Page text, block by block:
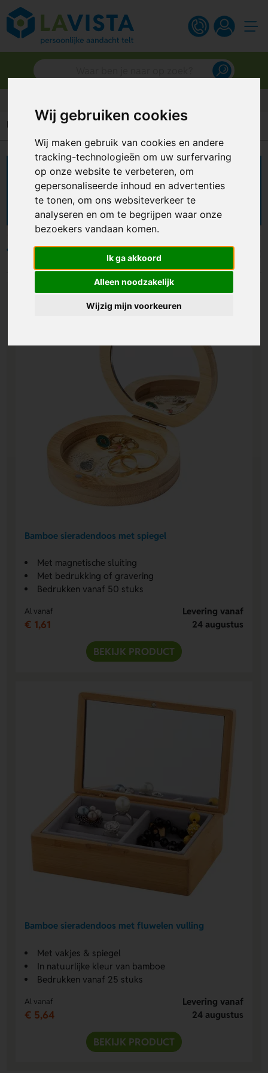
Wij gebruiken cookies
Wij maken gebruik van cookies en andere
tracking-technologieën om uw surfervaring
op onze website te verbeteren, om
gepersonaliseerde inhoud en advertenties
te tonen, om ons websiteverkeer te
analyseren en om te begrijpen waar onze
bezoekers vandaan komen.
Ik ga akkoord
Alleen noodzakelijk
Wijzig mijn voorkeuren
Home Persoonlijke verzorging Sieradendoosjes
Sieraden doosjes
bedrukken
Bamboe sieradendoos met spiegel
Met magnetische sluiting
Met bedrukking of gravering
Bedrukken vanaf 50 stuks
Al vanaf
€ 1,61
Levering vanaf
24 augustus
BEKIJK PRODUCT
Bamboe sieradendoos met fluwelen vulling
Met vakjes & spiegel
In natuurlijke kleur van bamboe
Bedrukken vanaf 25 stuks
Al vanaf
€ 5,64
Levering vanaf
24 augustus
BEKIJK PRODUCT